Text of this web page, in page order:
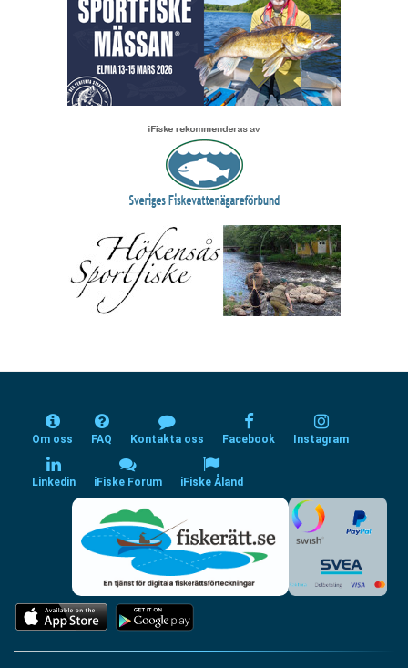
Om oss FAQ Kontakta oss Facebook Instagram
Linkedin iFiske Forum iFiske Åland